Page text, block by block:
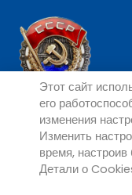
Этот сайт
его
изменения
Изменить
время,
Детали о